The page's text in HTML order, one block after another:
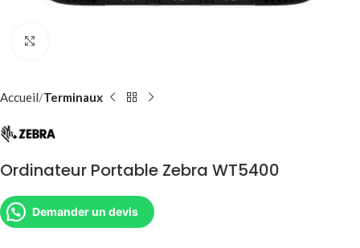
Accueil Terminaux
Ordinateur Portable Zebra WT5400
Demander un devis